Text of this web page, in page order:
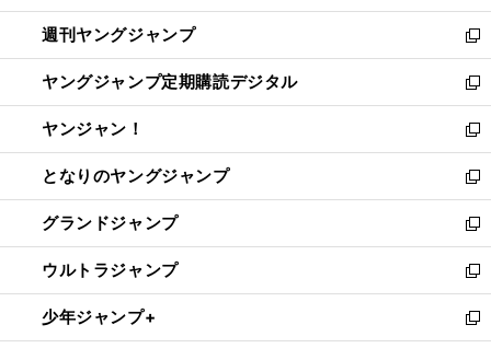
開
く
ウ
で
開
く
ン
ド
ウ
で
開
く
ウ
ィ
ン
ド
ウ
で
開
く
週刊ヤングジャンプ
新
し
い
ウ
ィ
ン
ド
ウ
で
開
く
ヤングジャンプ定期購読デジタル
新
し
い
ウ
ィ
ン
ド
ウ
で
開
く
ヤンジャン！
新
し
い
ウ
ィ
ン
ド
ウ
で
開
となりのヤングジャンプ
新
し
い
ウ
ィ
ン
ド
ウ
グランドジャンプ
新
し
い
ウ
ィ
ン
ウルトラジャンプ
新
し
い
ウ
少年ジャンプ+
新